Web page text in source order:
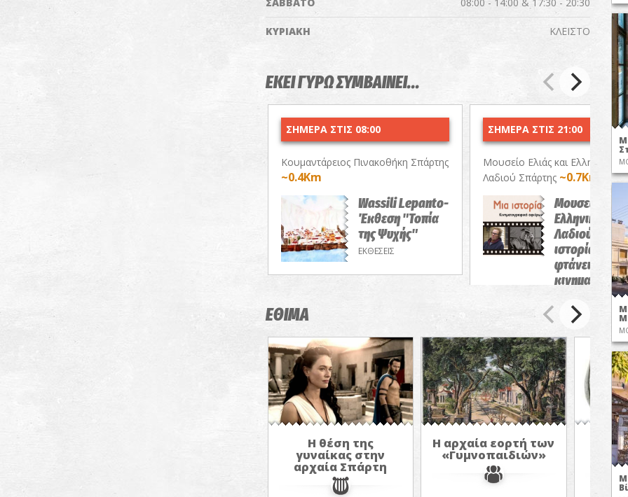
ΚΥΡΙΑΚΗ ΚΛΕΙΣΤΟ
ΕΚΕΙ ΓΥΡΩ ΣΥΜΒΑΙΝΕΙ...
ΣΗΜΕΡΑ ΣΤΙΣ 08:00
Κουμαντάρειος Πινακοθήκη Σπάρτης
~0.4Km
Wassili Lepanto-
Έκθεση "Τοπία
της Ψυχής"
ΕΚΘΕΣΕΙΣ
ΣΗΜΕΡΑ ΣΤΙΣ 21:00
Μουσείο Ελιάς και Ελληνικού
Λαδιού Σπάρτης ~0.7Km
Μουσείο
Ελληνικού
Λαδιού-Μια
ιστορία δεν
φτάνει!/
ΠΡΟΒΟΛΕΣ
ΕΘΙΜΑ
Η θέση της
γυναίκας στην
αρχαία Σπάρτη
Η αρχαία εορτή των
«Γυμνοπαιδιών»